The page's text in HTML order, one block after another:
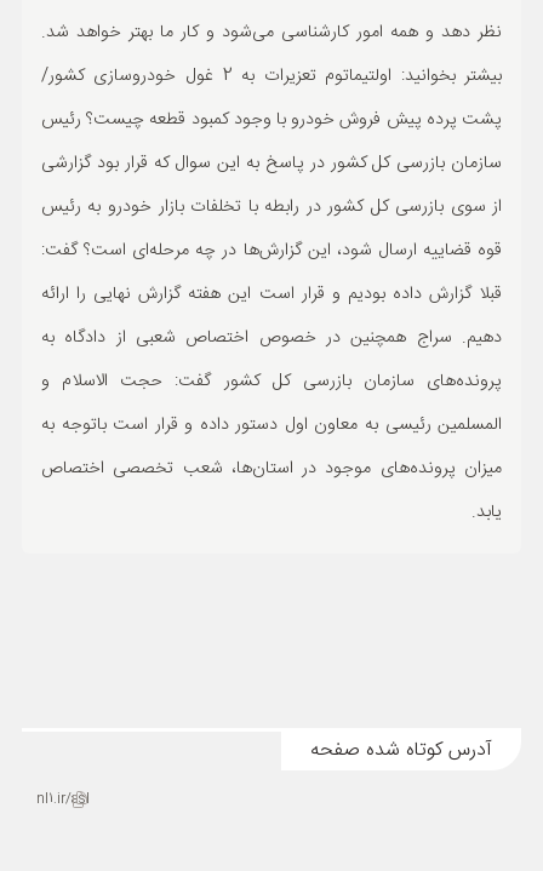
نظر دهد و همه امور کارشناسی می‌شود و کار ما بهتر خواهد شد.
بیشتر بخوانید: اولتیماتوم تعزیرات به 2 غول خودروسازی کشور/
پشت پرده پیش فروش خودرو با وجود کمبود قطعه چیست؟ رئیس
سازمان بازرسی کل کشور در پاسخ به این سوال که قرار بود گزارشی
از سوی بازرسی کل کشور در رابطه با تخلفات بازار خودرو به رئیس
قوه قضاییه ارسال شود، این گزارش‌ها در چه مرحله‌ای است؟ گفت:
قبلا گزارش داده بودیم و قرار است این هفته گزارش نهایی را ارائه
دهیم. سراج همچنین در خصوص اختصاص شعبی از دادگاه به
پرونده‌های سازمان بازرسی کل کشور گفت: حجت الاسلام و
المسلمین رئیسی به معاون اول دستور داده و قرار است باتوجه به
میزان پرونده‌های موجود در استان‌ها، شعب تخصصی اختصاص
یابد.
آدرس کوتاه شده صفحه
nl1.ir/asl